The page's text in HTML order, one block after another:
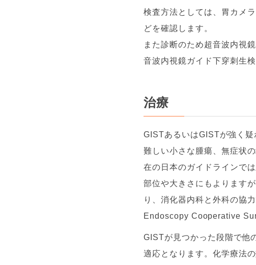
検査方法としては、胃カメ
どを確認します。
また診断のため超音波内視
音波内視鏡ガイド下穿刺生検
治療
GISTあるいはGISTが強く
難しい小さな腫瘍、無症状
在の日本のガイドラインで
部位や大きさにもよります
り、消化器内科と外科の協
Endoscopy Cooperative
GISTが見つかった段階で他
適応となります。化学療法